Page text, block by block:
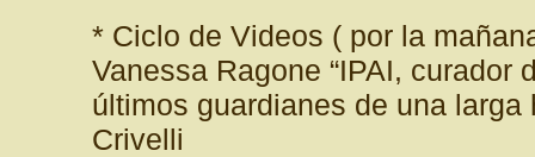
* Ciclo de Videos ( por la
Vanessa Ragone “IPAI, curador
últimos guardianes de una larga
Crivelli